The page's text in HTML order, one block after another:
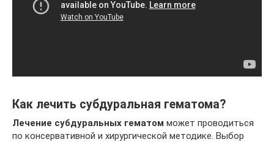
Как лечить субдуральная гематома?
Лечение субдуральных гематом может проводиться
по консервативной и хирургической методике. Выбор